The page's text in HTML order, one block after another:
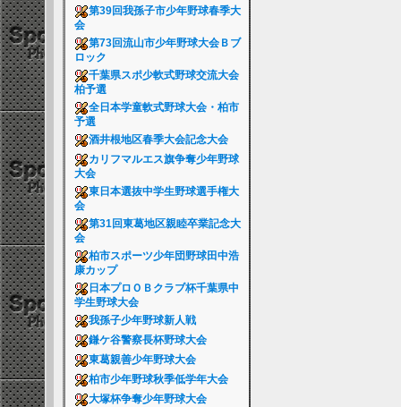
第39回我孫子市少年野球春季大
会
第73回流山市少年野球大会Ｂブ
ロック
千葉県スポ少軟式野球交流大会
柏予選
全日本学童軟式野球大会・柏市
予選
酒井根地区春季大会記念大会
カリフマルエス旗争奪少年野球
大会
東日本選抜中学生野球選手権大
会
第31回東葛地区親睦卒業記念大
会
柏市スポーツ少年団野球田中浩
康カップ
日本プロＯＢクラブ杯千葉県中
学生野球大会
我孫子少年野球新人戦
鎌ケ谷警察長杯野球大会
東葛親善少年野球大会
柏市少年野球秋季低学年大会
大塚杯争奪少年野球大会